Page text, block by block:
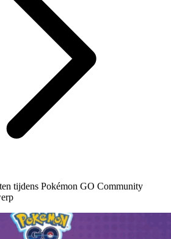
tijdens Pokémon GO Community